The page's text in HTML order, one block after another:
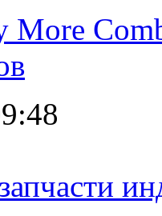
More